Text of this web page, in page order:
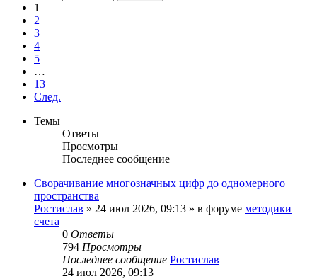
1
2
3
4
5
…
13
След.
Темы
Ответы
Просмотры
Последнее сообщение
Сворачивание многозначных цифр до одномерного
пространства
Ростислав » 24 июл 2026, 09:13 » в форуме методики
счета
0 Ответы
794 Просмотры
Последнее сообщение Ростислав
24 июл 2026, 09:13